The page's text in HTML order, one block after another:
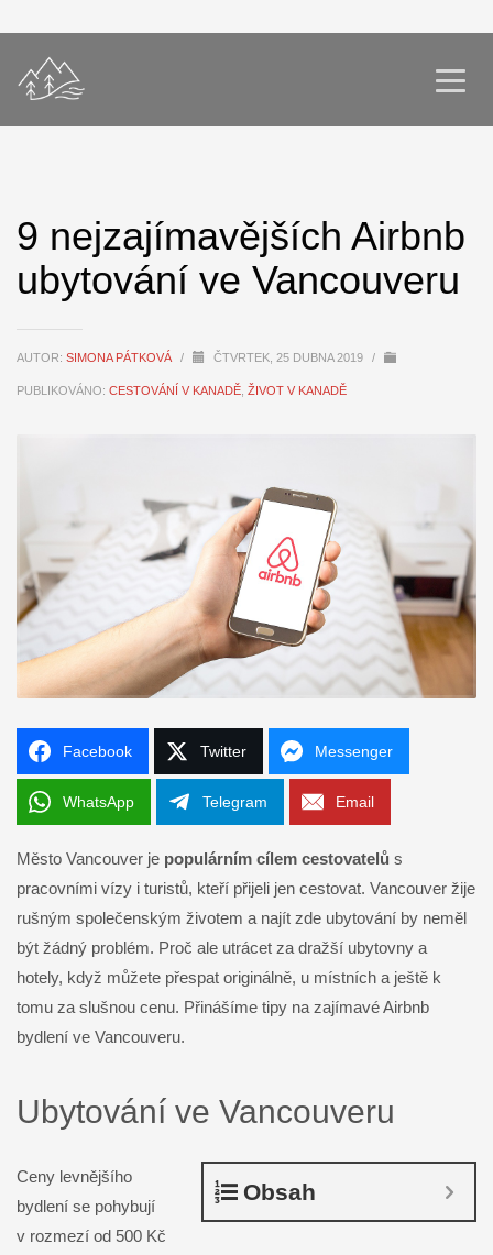
9 nejzajímavějších Airbnb
ubytování ve Vancouveru
AUTOR: SIMONA PÁTKOVÁ / ČTVRTEK, 25 DUBNA 2019 /
PUBLIKOVÁNO: CESTOVÁNÍ V KANADĚ ŽIVOT V KANADĚ
Facebook Twitter Messenger
WhatsApp Telegram Email
Město Vancouver je populárním cílem cestovatelů s
pracovními vízy i turistů, kteří přijeli jen cestovat. Vancouver žije
rušným společenským životem a najít zde ubytování by neměl
být žádný problém. Proč ale utrácet za dražší ubytovny a
hotely, když můžete přespat originálně, u místních a ještě k
tomu za slušnou cenu. Přinášíme tipy na zajímavé Airbnb
bydlení ve Vancouveru.
Ubytování ve Vancouveru
Obsah
Ceny levnějšího
bydlení se pohybují
v rozmezí od 500 Kč